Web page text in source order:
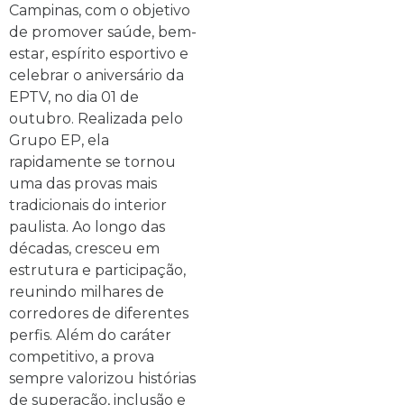
Campinas, com o objetivo
de promover saúde, bem-
estar, espírito esportivo e
celebrar o aniversário da
EPTV, no dia 01 de
outubro. Realizada pelo
Grupo EP, ela
rapidamente se tornou
uma das provas mais
tradicionais do interior
paulista. Ao longo das
décadas, cresceu em
estrutura e participação,
reunindo milhares de
corredores de diferentes
perfis. Além do caráter
competitivo, a prova
sempre valorizou histórias
de superação, inclusão e